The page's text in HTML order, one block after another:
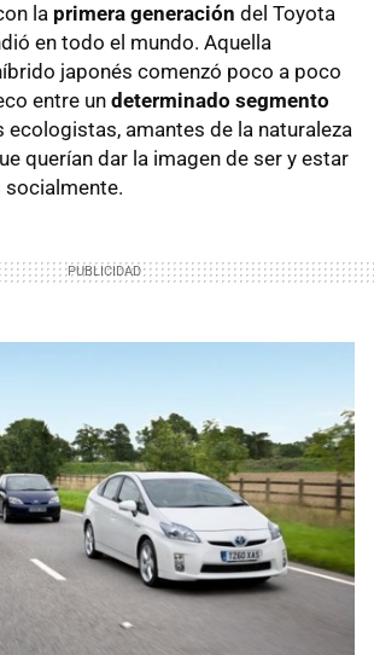
la primera generación del Toyota
en todo el mundo. Aquella
japonés comenzó poco a poco
entre un determinado segmento
ecologistas, amantes de la naturaleza
querían dar la imagen de ser y estar